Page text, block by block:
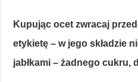
Kupując ocet zwracaj
etykietę – w jego składzie
jabłkami – żadnego cukru,